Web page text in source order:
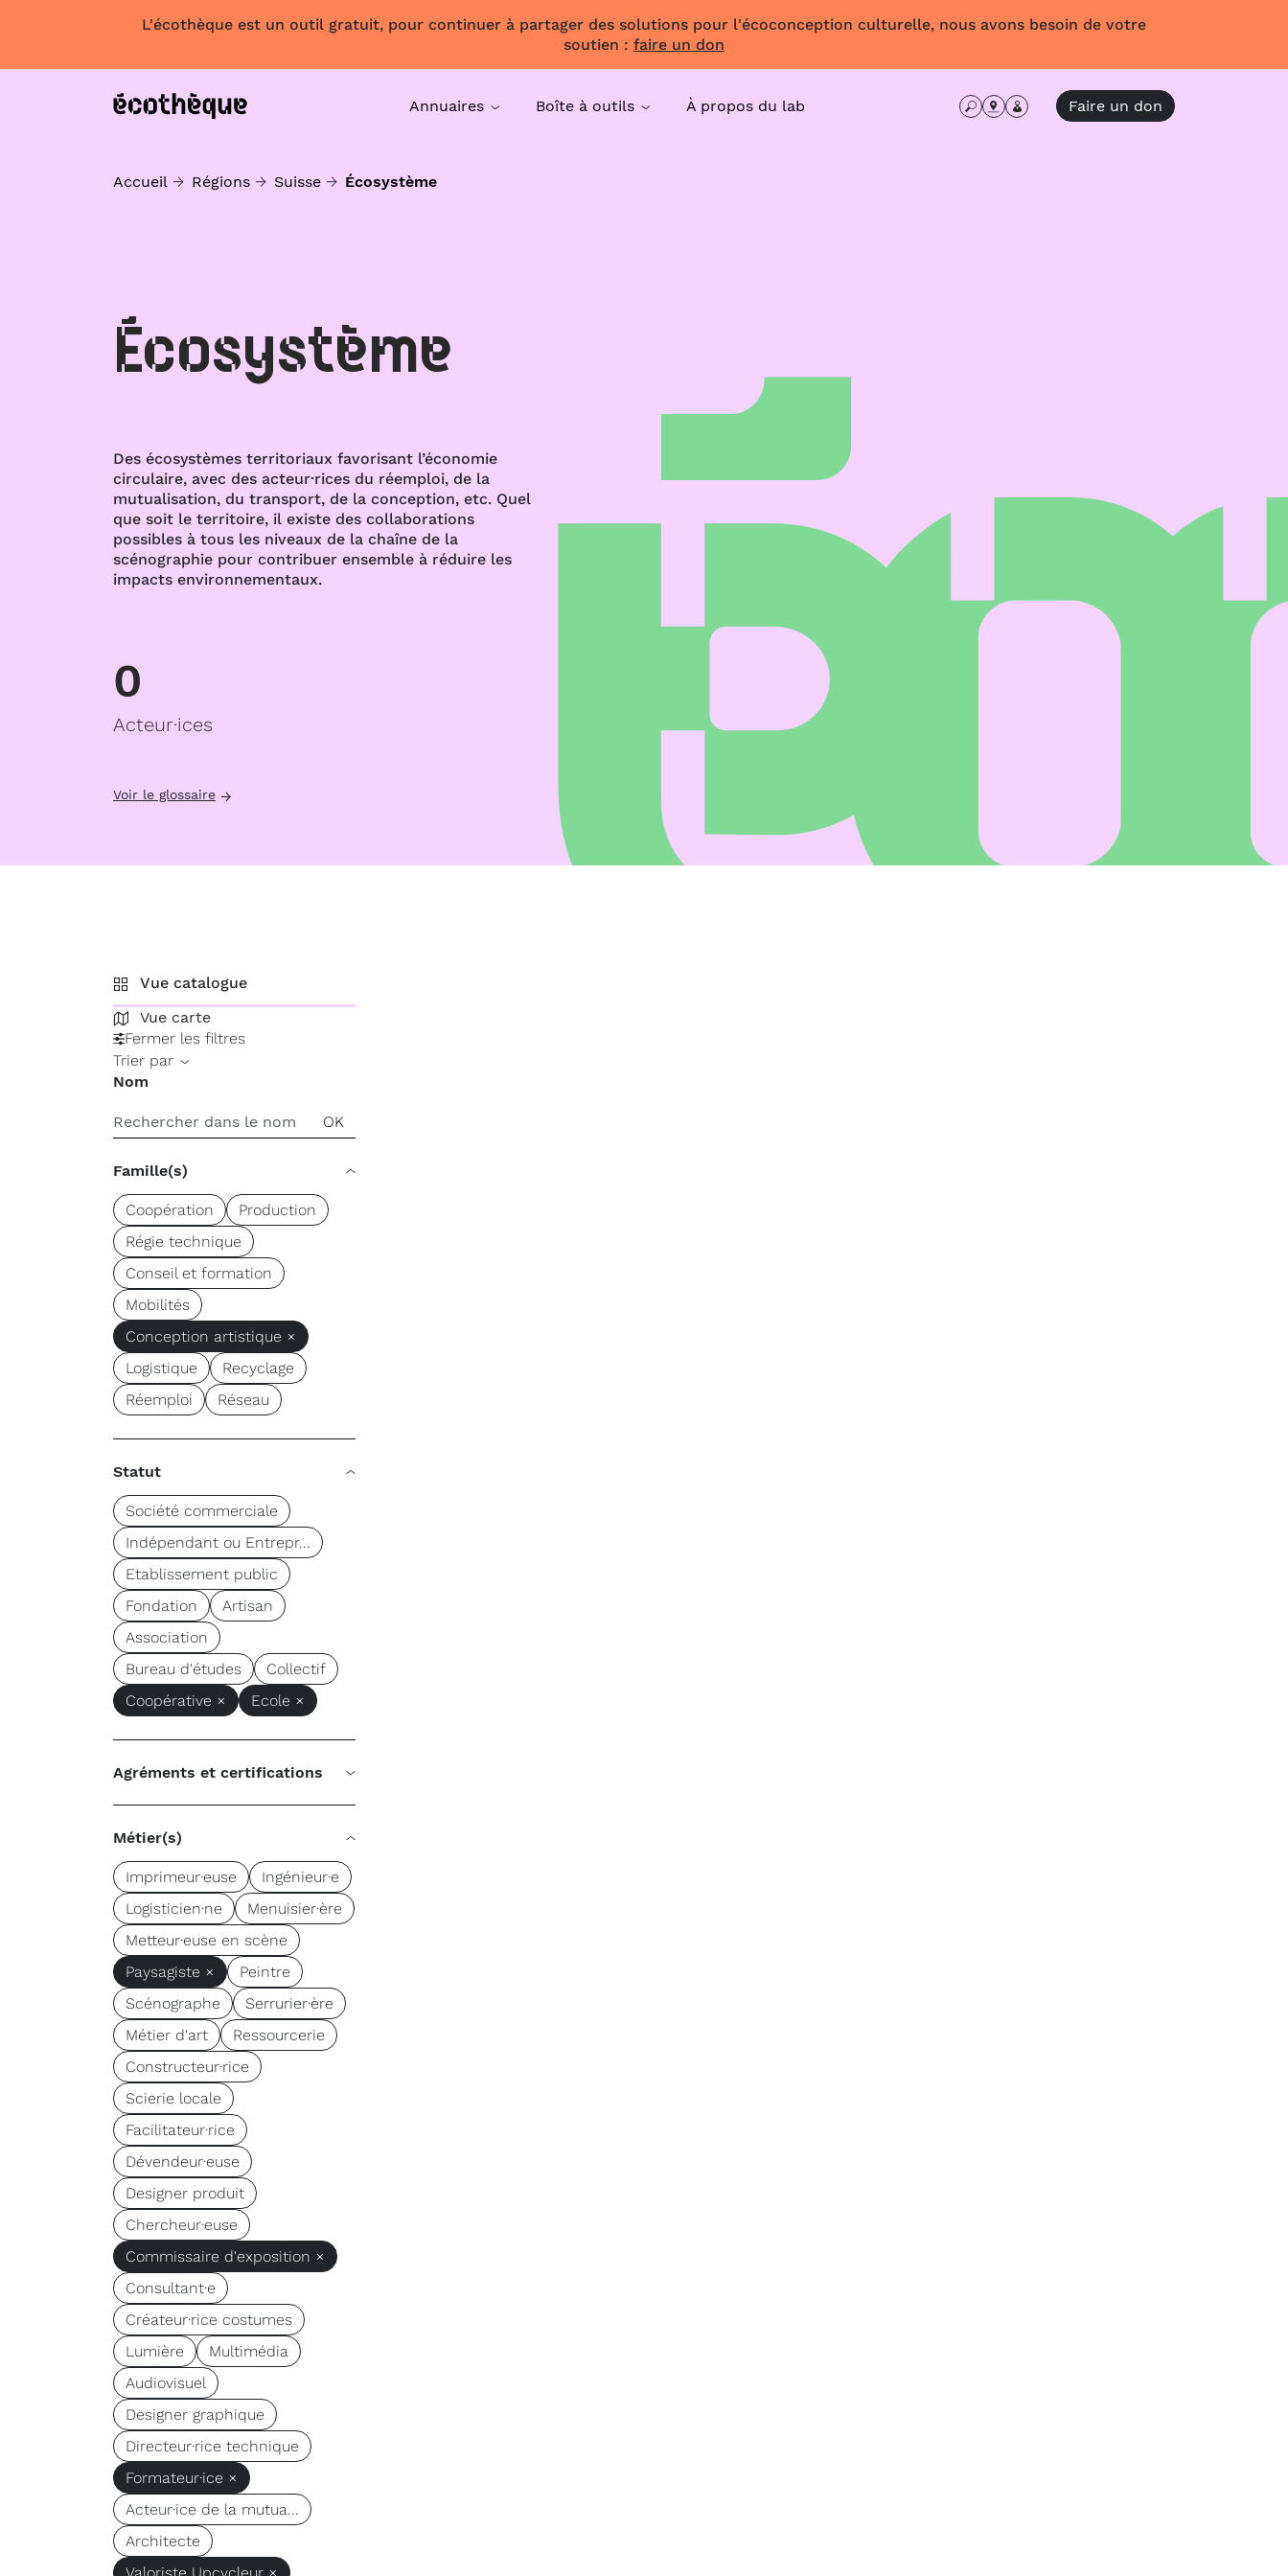
L'écothèque est un outil gratuit, pour continuer à partager des solutions pour l'écoconception culturelle, nous avons besoin de votre
soutien : faire un don
Annuaires Boîte à outils À propos du lab Faire un don
Accueil Régions Suisse Écosystème
Écosystème
Des écosystèmes territoriaux favorisant l’économie
circulaire, avec des acteur·rices du réemploi, de la
mutualisation, du transport, de la conception, etc. Quel
que soit le territoire, il existe des collaborations
possibles à tous les niveaux de la chaîne de la
scénographie pour contribuer ensemble à réduire les
impacts environnementaux.
0
Acteur·ices
Voir le glossaire
Vue catalogue
Vue carte
Fermer les filtres
Trier par
Nom
Famille(s)
Coopération
Production
Régie technique
Conseil et formation
Mobilités
Conception artistique ×
Logistique
Recyclage
Réemploi
Réseau
Statut
Société commerciale
Indépendant ou Entrepr...
Etablissement public
Fondation
Artisan
Association
Bureau d'études
Collectif
Coopérative ×
Ecole ×
Agréments et certifications
Métier(s)
Imprimeur·euse
Ingénieur·e
Logisticien·ne
Menuisier·ère
Metteur·euse en scène
Paysagiste ×
Peintre
Scénographe
Serrurier·ère
Métier d'art
Ressourcerie
Constructeur·rice
Scierie locale
Facilitateur·rice
Dévendeur·euse
Designer produit
Chercheur·euse
Commissaire d'exposition ×
Consultant·e
Créateur·rice costumes
Lumière
Multimédia
Audiovisuel
Designer graphique
Directeur·rice technique
Formateur·ice ×
Acteur·ice de la mutua...
Architecte